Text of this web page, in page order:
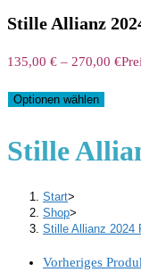
Stille Allianz
135,00 € – 270,00 €
Optionen wählen
Stille
Start>
Shop>
Stille Allianz 2024
Vorheriges